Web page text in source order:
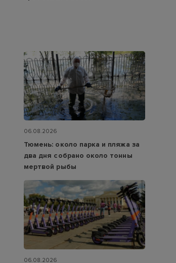
06.08.2026
Тюмень: около парка и пляжа за
два дня собрано около тонны
мертвой рыбы
06.08.2026